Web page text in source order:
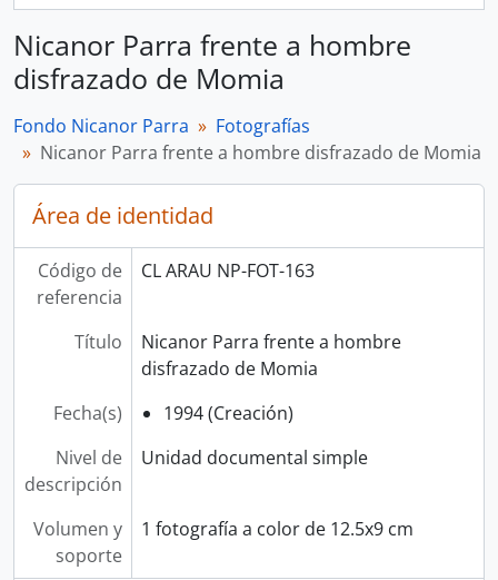
Nicanor Parra frente a hombre
disfrazado de Momia
Fondo Nicanor Parra
Fotografías
Nicanor Parra frente a hombre disfrazado de Momia
Área de identidad
Código de
referencia
CL ARAU NP-FOT-163
Título
Nicanor Parra frente a hombre
disfrazado de Momia
Fecha(s)
1994 (Creación)
Nivel de
descripción
Unidad documental simple
Volumen y
soporte
1 fotografía a color de 12.5x9 cm